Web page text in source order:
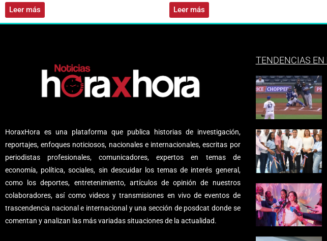
Leer más Leer más
HoraxHora es una plataforma que publica historias de investigación,
reportajes, enfoques noticiosos, nacionales e internacionales, escritas por
periodistas profesionales, comunicadores, expertos en temas de
economía, política, sociales, sin descuidar los temas de interés general,
como los deportes, entretenimiento, artículos de opinión de nuestros
colaboradores, así como videos y transmisiones en vivo de eventos de
trascendencia nacional e internacional y una sección de posdcat donde se
comentan y analizan las más variadas situaciones de la actualidad.
TENDENCIAS EN